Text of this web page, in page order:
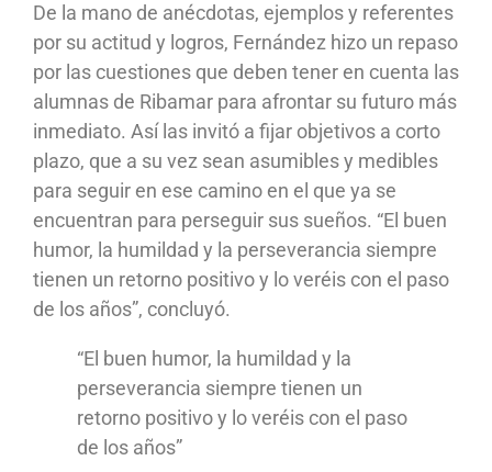
De la mano de anécdotas, ejemplos y referentes
por su actitud y logros, Fernández hizo un repaso
por las cuestiones que deben tener en cuenta las
alumnas de Ribamar para afrontar su futuro más
inmediato. Así las invitó a fijar objetivos a corto
plazo, que a su vez sean asumibles y medibles
para seguir en ese camino en el que ya se
encuentran para perseguir sus sueños. “El buen
humor, la humildad y la perseverancia siempre
tienen un retorno positivo y lo veréis con el paso
de los años”, concluyó.
“El buen humor, la humildad y la
perseverancia siempre tienen un
retorno positivo y lo veréis con el paso
de los años”